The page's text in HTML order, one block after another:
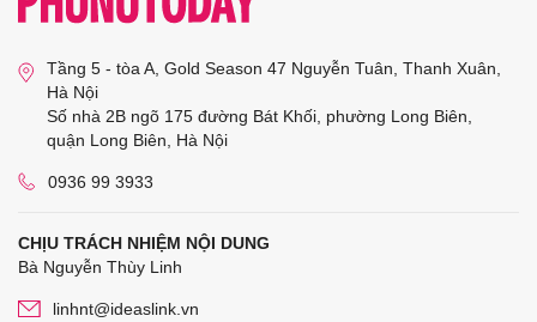
Tầng 5 - tòa A, Gold Season 47 Nguyễn Tuân, Thanh Xuân,
Hà Nội
Số nhà 2B ngõ 175 đường Bát Khối, phường Long Biên,
quận Long Biên, Hà Nội
0936 99 3933
CHỊU TRÁCH NHIỆM NỘI DUNG
Bà Nguyễn Thùy Linh
linhnt@ideaslink.vn